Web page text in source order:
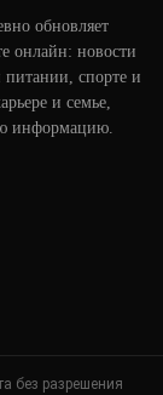
обновляет
онлайн: новости
питании, спорте и
и семье,
информацию.
без разрешения